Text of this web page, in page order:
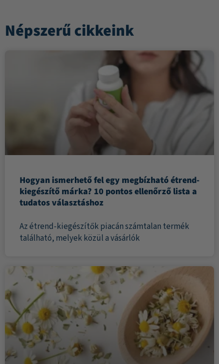
Népszerű cikkeink
Hogyan ismerhető fel egy megbízható étrend-
kiegészítő márka? 10 pontos ellenőrző lista a
tudatos választáshoz
Az étrend-kiegészítők piacán számtalan termék
található, melyek közül a vásárlók